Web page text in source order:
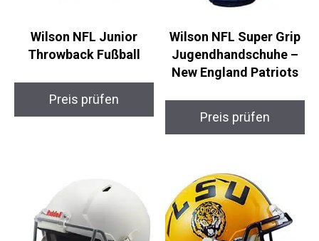
Wilson NFL Junior
Throwback Fußball
Preis prüfen
Wilson NFL Super Grip
Jugendhandschuhe –
New England Patriots
Preis prüfen